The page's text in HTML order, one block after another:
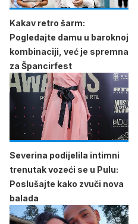
Kakav retro šarm:
Pogledajte damu u baroknoj
kombinaciji, već je spremna
za Špancirfest
Severina podijelila intimni
trenutak vozeći se u Pulu:
Poslušajte kako zvuči nova
balada